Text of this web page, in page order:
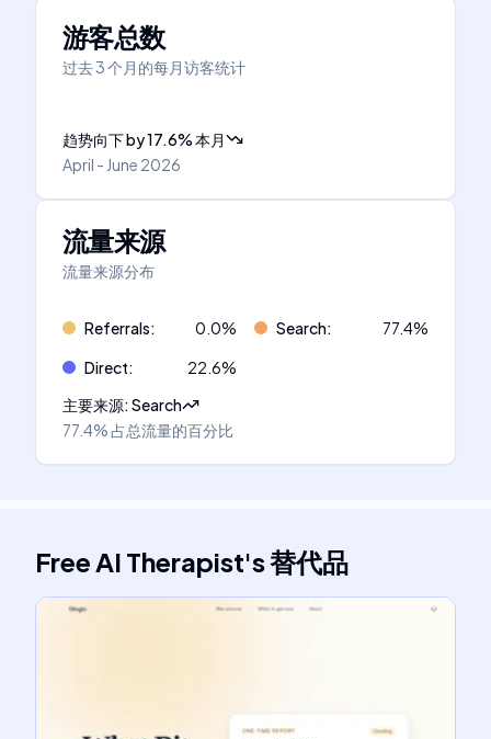
游客总数
过去 3 个月的每月访客统计
趋势向下by17.6%本月
April - June 2026
流量来源
流量来源分布
Referrals: 0.0% Search: 77.4%
Direct: 22.6%
主要来源:Search
77.4%占总流量的百分比
Free AI Therapist's替代品